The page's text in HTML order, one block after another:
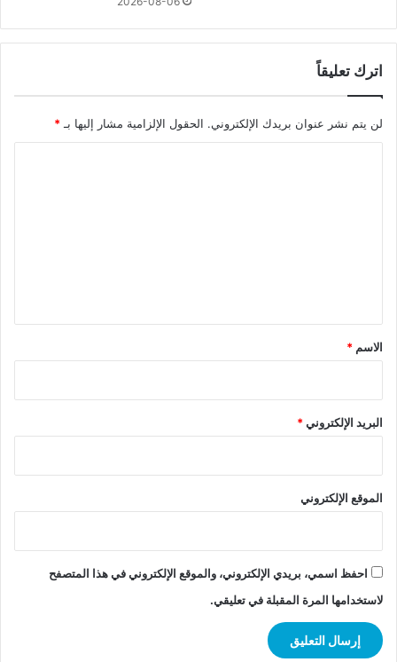
اترك تعليقاً
لن يتم نشر عنوان بريدك الإلكتروني. الحقول الإلزامية مشار إليها بـ *
*
الاسم *
البريد الإلكتروني*
الموقع الإلكتروني
احفظ اسمي، بريدي الإلكتروني، والموقع الإلكتروني في هذا المتصفح
لاستخدامها المرة المقبلة في تعليقي.